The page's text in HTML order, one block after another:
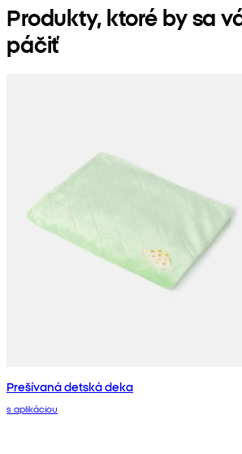
Produkty, ktoré by sa
páčiť
Prešívaná detská deka
s aplikáciou